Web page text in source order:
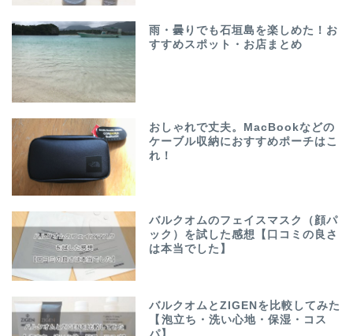
雨・曇りでも石垣島を楽しめた！お
すすめスポット・お店まとめ
おしゃれで丈夫。MacBookなどの
ケーブル収納におすすめポーチはこ
れ！
バルクオムのフェイスマスク（顔パ
ック）を試した感想【口コミの良さ
は本当でした】
バルクオムとZIGENを比較してみた
【泡立ち・洗い心地・保湿・コス